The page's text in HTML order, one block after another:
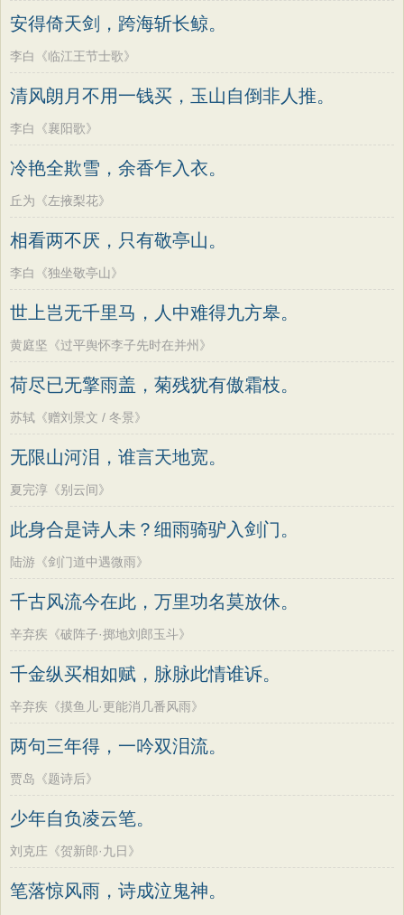
安得倚天剑，跨海斩长鲸。
李白《临江王节士歌》
清风朗月不用一钱买，玉山自倒非人推。
李白《襄阳歌》
冷艳全欺雪，余香乍入衣。
丘为《左掖梨花》
相看两不厌，只有敬亭山。
李白《独坐敬亭山》
世上岂无千里马，人中难得九方皋。
黄庭坚《过平舆怀李子先时在并州》
荷尽已无擎雨盖，菊残犹有傲霜枝。
苏轼《赠刘景文 / 冬景》
无限山河泪，谁言天地宽。
夏完淳《别云间》
此身合是诗人未？细雨骑驴入剑门。
陆游《剑门道中遇微雨》
千古风流今在此，万里功名莫放休。
辛弃疾《破阵子·掷地刘郎玉斗》
千金纵买相如赋，脉脉此情谁诉。
辛弃疾《摸鱼儿·更能消几番风雨》
两句三年得，一吟双泪流。
贾岛《题诗后》
少年自负凌云笔。
刘克庄《贺新郎·九日》
笔落惊风雨，诗成泣鬼神。